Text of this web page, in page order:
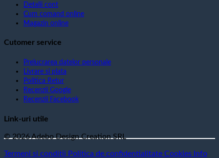
Detalii cont
Cum comand online
Magazin online
Cutomer service
Prelucrarea datelor personale
Livrare si plata
Politica Retur
Recenzii Google
Recenzii Facebook
Link-uri utile
© 2026 Adebo Design Creation SRL
Termeni si conditii Politica de confidentialitate Cookies Info